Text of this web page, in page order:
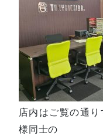
店内はご覧の通
様同士の